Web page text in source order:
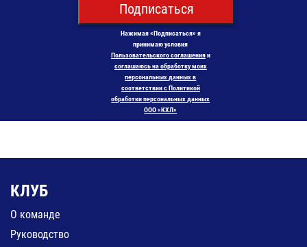
Подписаться
Нажимая «Подписаться» я
принимаю условия
Пользовательского соглашенияи
соглашаюсь на обработку моих
персональных данных в
соответствии с Политикой
обработки персональных данных
ООО «КХЛ»
КЛУБ
О команде
Руководство